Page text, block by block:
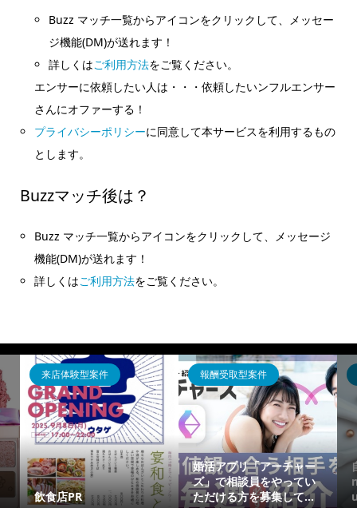
Buzz マッチ一覧からアイコンをクリックして、メッセー
ジ機能(DM)が送れます！
詳しくはご利用方法をご覧ください。
エンサーに依頼したい人は・・・依頼したいンフルエンサー
さんにオファーする！
プライバシーポリシーに同意して本サービスを利用するもの
とします。
Buzzマッチ後は？
Buzz マッチ一覧からアイコンをクリックして、メッセージ
機能(DM)が送れます！
詳しくはご利用方法をご覧ください。
来店体験型案件
飲食店PR
報酬受取型案件
婚活アプリ「アーチャー
ズ」で相談員をやってい
ただける方を募集して...